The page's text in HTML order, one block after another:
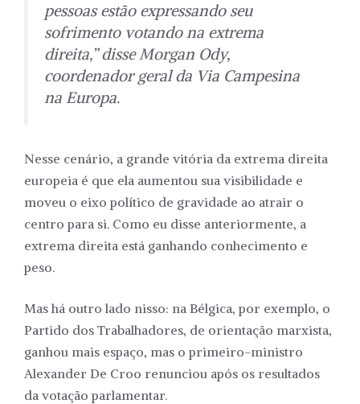
pessoas estão expressando seu
sofrimento votando na extrema
direita,” disse Morgan Ody,
coordenador geral da Via Campesina
na Europa.
Nesse cenário, a grande vitória da extrema direita
europeia é que ela aumentou sua visibilidade e
moveu o eixo político de gravidade ao atrair o
centro para si. Como eu disse anteriormente, a
extrema direita está ganhando conhecimento e
peso.
Mas há outro lado nisso: na Bélgica, por exemplo, o
Partido dos Trabalhadores, de orientação marxista,
ganhou mais espaço, mas o primeiro-ministro
Alexander De Croo renunciou após os resultados
da votação parlamentar.